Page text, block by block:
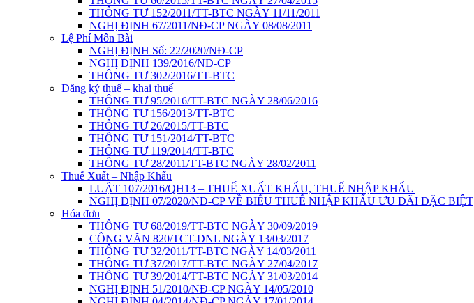
THÔNG TƯ 152/2011/TT-BTC NGÀY 11/11/2011
NGHỊ ĐỊNH 67/2011/NĐ-CP NGÀY 08/08/2011
Lệ Phí Môn Bài
NGHỊ ĐỊNH Số: 22/2020/NĐ-CP
NGHỊ ĐỊNH 139/2016/NĐ-CP
THÔNG TƯ 302/2016/TT-BTC
Đăng ký thuế – khai thuế
THÔNG TƯ 95/2016/TT-BTC NGÀY 28/06/2016
THÔNG TƯ 156/2013/TT-BTC
THÔNG TƯ 26/2015/TT-BTC
THÔNG TƯ 151/2014/TT-BTC
THÔNG TƯ 119/2014/TT-BTC
THÔNG TƯ 28/2011/TT-BTC NGÀY 28/02/2011
Thuế Xuất – Nhập Khẩu
LUẬT 107/2016/QH13 – THUẾ XUẤT KHẨU, THUẾ NHẬP KHẨU
NGHỊ ĐỊNH 07/2020/NĐ-CP VỀ BIỂU THUẾ NHẬP KHẨU ƯU ĐÃI ĐẶC BIỆT
Hóa đơn
THÔNG TƯ 68/2019/TT-BTC NGÀY 30/09/2019
CÔNG VĂN 820/TCT-DNL NGÀY 13/03/2017
THÔNG TƯ 32/2011/TT-BTC NGÀY 14/03/2011
THÔNG TƯ 37/2017/TT-BTC NGÀY 27/04/2017
THÔNG TƯ 39/2014/TT-BTC NGÀY 31/03/2014
NGHỊ ĐỊNH 51/2010/NĐ-CP NGÀY 14/05/2010